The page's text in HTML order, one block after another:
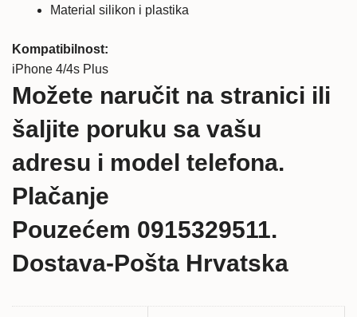
Material silikon i plastika
Kompatibilnost:
iPhone 4/4s Plus
Možete naručit na stranici ili
šaljite poruku sa vašu
adresu i model telefona.
Plačanje
Pouzećem 0915329511.
Dostava-Pošta Hrvatska